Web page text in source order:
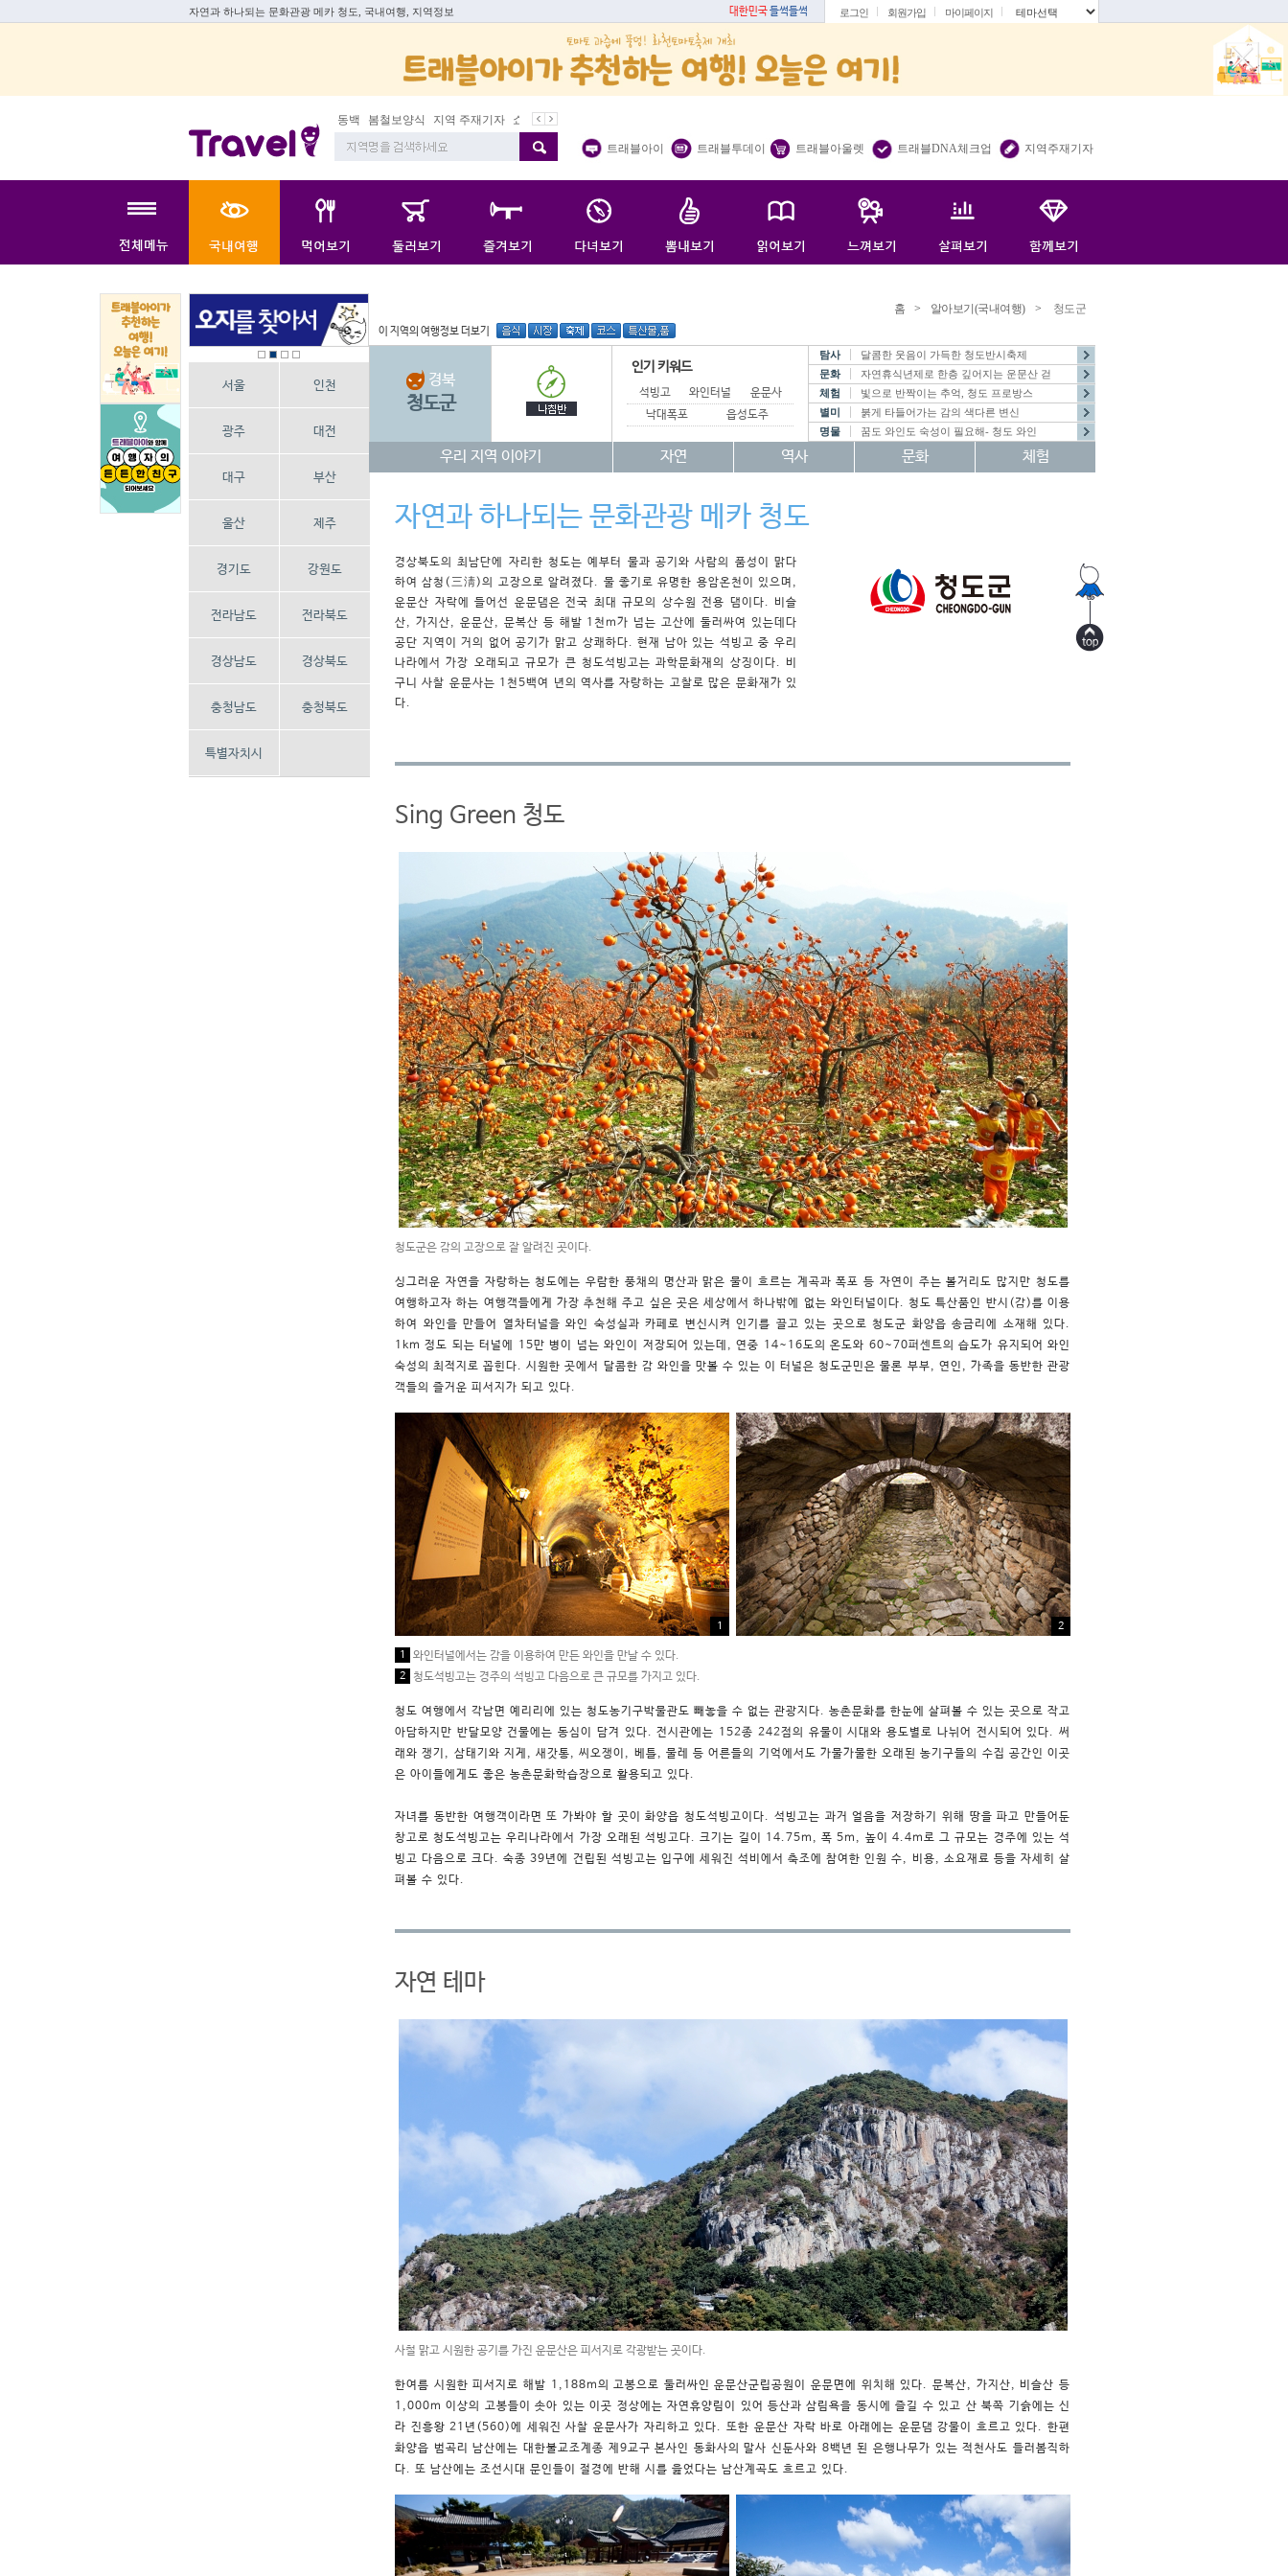
자연과 하나되는 문화관광 메카 청도, 국내여행, 지역정보 대한민국들썩들썩 로그인 회원가입 마이페이지
동백 봄철보양식 지역 주재기자 쇼 미 더 트래블아이
트래블아이 트래블투데이 트래블아울렛 트래블DNA체크업 지역주재기자
서울 인천
광주 대전
대구 부산
울산 제주
경기도 강원도
전라남도 전라북도
경상남도 경상북도
충청남도 충청북도
특별자치시
홈 > 알아보기(국내여행) > 청도군
이 지역의 여행정보 더보기
경북
청도군
인기 키워드
석빙고 와인터널
운문사
낙대폭포
읍성도주관
탐사
달콤한 웃음이 가득한 청도반시축제
문화
자연휴식년제로 한층 깊어지는 운문산 걷
체험
빛으로 반짝이는 추억, 청도 프로방스
별미
붉게 타들어가는 감의 색다른 변신
명물
꿈도 와인도 숙성이 필요해- 청도 와인
우리 지역 이야기 자연 역사 문화 체험
자연과 하나되는 문화관광 메카 청도
경상북도의 최남단에 자리한 청도는 예부터 물과 공기와 사람의 품성이 맑다
하여 삼청(三淸)의 고장으로 알려졌다. 물 좋기로 유명한 용암온천이 있으며,
운문산 자락에 들어선 운문댐은 전국 최대 규모의 상수원 전용 댐이다. 비슬
산, 가지산, 운문산, 문복산 등 해발 1천m가 넘는 고산에 둘러싸여 있는데다
공단 지역이 거의 없어 공기가 맑고 상쾌하다. 현재 남아 있는 석빙고 중 우리
나라에서 가장 오래되고 규모가 큰 청도석빙고는 과학문화재의 상징이다. 비
구니 사찰 운문사는 1천5백여 년의 역사를 자랑하는 고찰로 많은 문화재가 있
다.
Sing Green 청도
청도군은 감의 고장으로 잘 알려진 곳이다.
싱그러운 자연을 자랑하는 청도에는 우람한 풍채의 명산과 맑은 물이 흐르는 계곡과 폭포 등 자연이 주는 볼거리도 많지만 청도를
여행하고자 하는 여행객들에게 가장 추천해 주고 싶은 곳은 세상에서 하나밖에 없는 와인터널이다. 청도 특산품인 반시(감)를 이용
하여 와인을 만들어 열차터널을 와인 숙성실과 카페로 변신시켜 인기를 끌고 있는 곳으로 청도군 화양읍 송금리에 소재해 있다.
1km 정도 되는 터널에 15만 병이 넘는 와인이 저장되어 있는데, 연중 14~16도의 온도와 60~70퍼센트의 습도가 유지되어 와인
숙성의 최적지로 꼽힌다. 시원한 곳에서 달콤한 감 와인을 맛볼 수 있는 이 터널은 청도군민은 물론 부부, 연인, 가족을 동반한 관광
객들의 즐거운 피서지가 되고 있다.
1 2
1 와인터널에서는 감을 이용하여 만든 와인을 만날 수 있다.
2 청도석빙고는 경주의 석빙고 다음으로 큰 규모를 가지고 있다.
청도 여행에서 각남면 예리리에 있는 청도농기구박물관도 빼놓을 수 없는 관광지다. 농촌문화를 한눈에 살펴볼 수 있는 곳으로 작고
아담하지만 반달모양 건물에는 동심이 담겨 있다. 전시관에는 152종 242점의 유물이 시대와 용도별로 나뉘어 전시되어 있다. 써
래와 쟁기, 삼태기와 지게, 새갓통, 씨오쟁이, 베틀, 물레 등 어른들의 기억에서도 가물가물한 오래된 농기구들의 수집 공간인 이곳
은 아이들에게도 좋은 농촌문화학습장으로 활용되고 있다.
자녀를 동반한 여행객이라면 또 가봐야 할 곳이 화양읍 청도석빙고이다. 석빙고는 과거 얼음을 저장하기 위해 땅을 파고 만들어둔
창고로 청도석빙고는 우리나라에서 가장 오래된 석빙고다. 크기는 길이 14.75m, 폭 5m, 높이 4.4m로 그 규모는 경주에 있는 석
빙고 다음으로 크다. 숙종 39년에 건립된 석빙고는 입구에 세워진 석비에서 축조에 참여한 인원 수, 비용, 소요재료 등을 자세히 살
펴볼 수 있다.
자연 테마
사철 맑고 시원한 공기를 가진 운문산은 피서지로 각광받는 곳이다.
한여름 시원한 피서지로 해발 1,188m의 고봉으로 둘러싸인 운문산군립공원이 운문면에 위치해 있다. 문복산, 가지산, 비슬산 등
1,000m 이상의 고봉들이 솟아 있는 이곳 정상에는 자연휴양림이 있어 등산과 삼림욕을 동시에 즐길 수 있고 산 북쪽 기슭에는 신
라 진흥왕 21년(560)에 세워진 사찰 운문사가 자리하고 있다. 또한 운문산 자락 바로 아래에는 운문댐 강물이 흐르고 있다. 한편
화양읍 범곡리 남산에는 대한불교조계종 제9교구 본사인 동화사의 말사 신둔사와 8백년 된 은행나무가 있는 적천사도 들러봄직하
다. 또 남산에는 조선시대 문인들이 절경에 반해 시를 읊었다는 남산계곡도 흐르고 있다.